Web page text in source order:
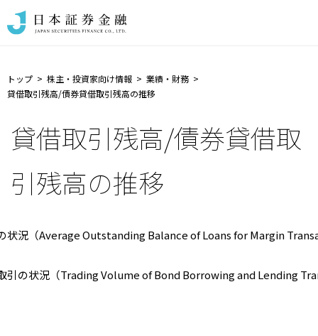
トップ 株主・投資家向け情報
業績・財務
貸借取引残高/債券貸借取引残高の推移
貸借取引残高/債券貸借取
引残高の推移
状況（Average Outstanding Balance of Loans for Margin
引の状況（Trading Volume of Bond Borrowing and Lending